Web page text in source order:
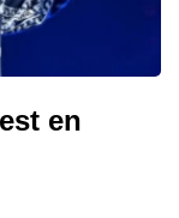
en